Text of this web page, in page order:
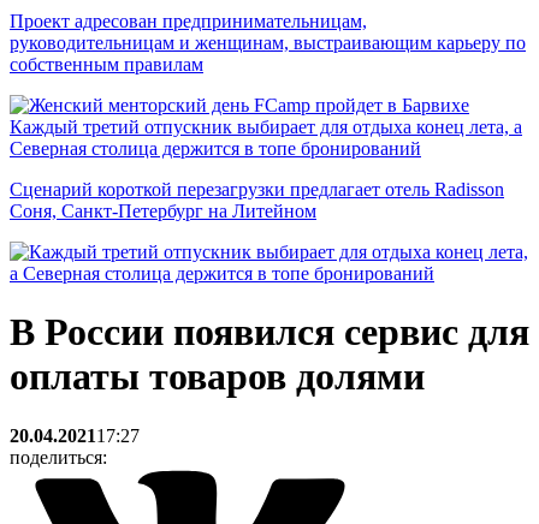
Проект адресован предпринимательницам,
руководительницам и женщинам, выстраивающим карьеру по
собственным правилам
Каждый третий отпускник выбирает для отдыха конец лета, а
Северная столица держится в топе бронирований
Сценарий короткой перезагрузки предлагает отель Radisson
Соня, Санкт-Петербург на Литейном
В России появился сервис для
оплаты товаров долями
20.04.202117:27
поделиться: